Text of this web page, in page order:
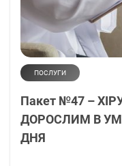
ПОСЛУГИ
Пакет №47 –
ДОРОСЛИМ В
ДНЯ